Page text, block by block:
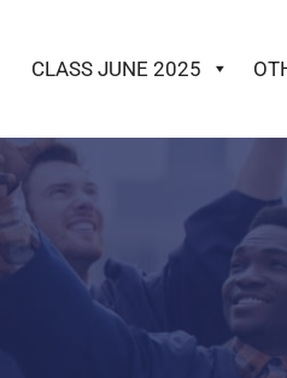
CLASS JUNE 2025